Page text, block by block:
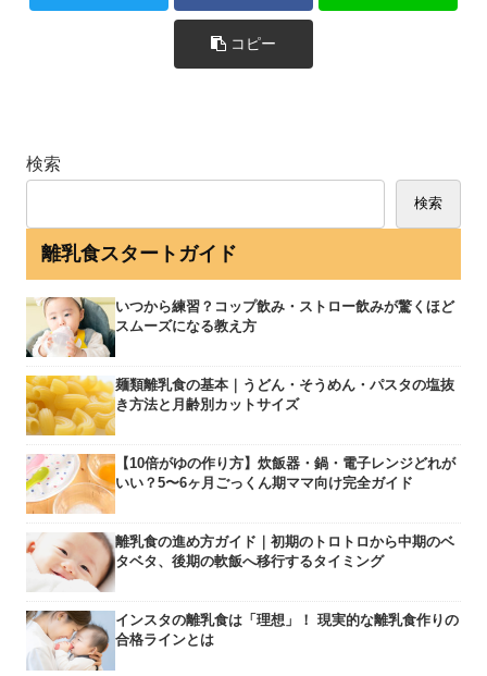
コピー
検索
検索
離乳食スタートガイド
いつから練習？コップ飲み・ストロー飲みが驚くほど
スムーズになる教え方
麺類離乳食の基本｜うどん・そうめん・パスタの塩抜
き方法と月齢別カットサイズ
【10倍がゆの作り方】炊飯器・鍋・電子レンジどれが
いい？5〜6ヶ月ごっくん期ママ向け完全ガイド
離乳食の進め方ガイド｜初期のトロトロから中期のベ
タベタ、後期の軟飯へ移行するタイミング
インスタの離乳食は「理想」！ 現実的な離乳食作りの
合格ラインとは